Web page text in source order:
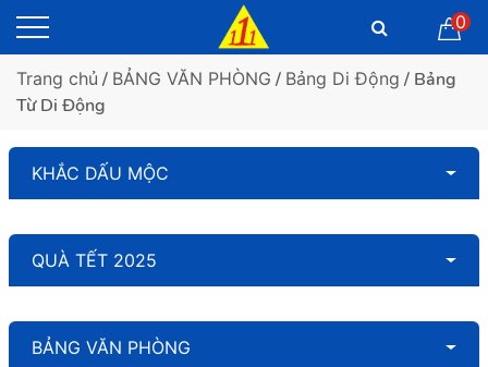
0
Trang chủ / BẢNG VĂN PHÒNG / Bảng Di Động / Bảng
Từ Di Động
KHẮC DẤU MỘC
QUÀ TẾT 2025
BẢNG VĂN PHÒNG